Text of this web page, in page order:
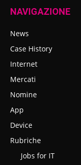
NAVIGAZIONE
News
Case History
Internet
Mercati
Nomine
App
Device
Rubriche
Jobs for IT